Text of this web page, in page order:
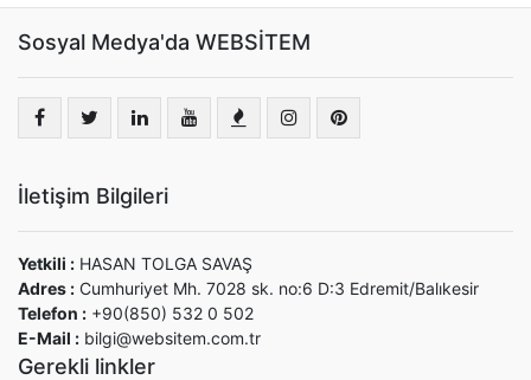
Sosyal Medya'da WEBSİTEM
İletişim Bilgileri
Yetkili : HASAN TOLGA SAVAŞ
Adres : Cumhuriyet Mh. 7028 sk. no:6 D:3 Edremit/Balıkesir
Telefon : +90(850) 532 0 502
E-Mail : bilgi@websitem.com.tr
Gerekli linkler